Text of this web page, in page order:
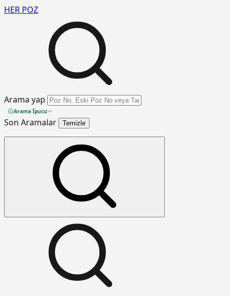
HER POZ
Arama yap
Arama İpucu
Son Aramalar Temizle